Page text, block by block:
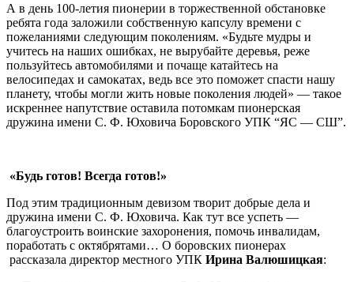
А в день 100-летия пионерии в торжественной обстановке
ребята года заложили собственную капсулу времени с
пожеланиями следующим поколениям. «Будьте мудры и
учитесь на наших ошибках, не вырубайте деревья, реже
пользуйтесь автомобилями и почаще катайтесь на
велосипедах и самокатах, ведь все это поможет спасти нашу
планету, чтобы могли жить новые поколения людей» — такое
искреннее напутствие оставила потомкам пионерская
дружина имени С. Ф. Юховича Боровского УПК “ЯС — СШ”.
«Будь готов! Всегда готов!»
Под этим традиционным девизом творит добрые дела и
дружина имени С. Ф. Юховича. Как тут все успеть —
благоустроить воинские захоронения, помочь инвалидам,
поработать с октябрятами… О боровских пионерах
рассказала директор местного УПК Ирина Валюшицкая: